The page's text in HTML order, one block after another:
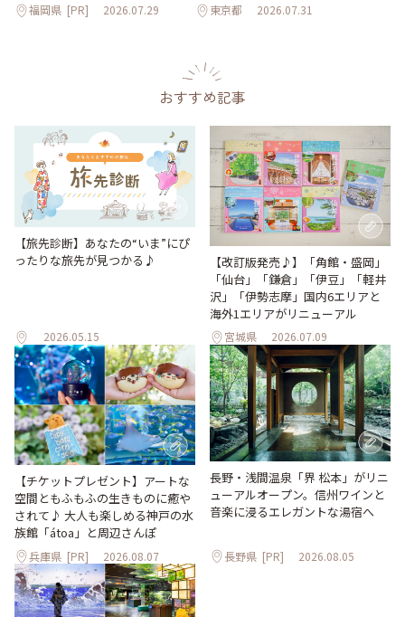
福岡県 [PR] 2026.07.29 東京都 2026.07.31
おすすめ記事
【旅先診断】あなたの“いま”にぴ
ったりな旅先が見つかる♪
2026.05.15
【改訂版発売♪】「角館・盛岡」
「仙台」「鎌倉」「伊豆」「軽井
沢」「伊勢志摩」国内6エリアと
海外1エリアがリニューアル
宮城県 2026.07.09
【チケットプレゼント】アートな
空間ともふもふの生きものに癒や
されて♪ 大人も楽しめる神戸の水
族館「átoa」と周辺さんぽ
兵庫県 [PR] 2026.08.07
長野・浅間温泉「界 松本」がリニ
ューアルオープン。信州ワインと
音楽に浸るエレガントな湯宿へ
長野県 [PR] 2026.08.05